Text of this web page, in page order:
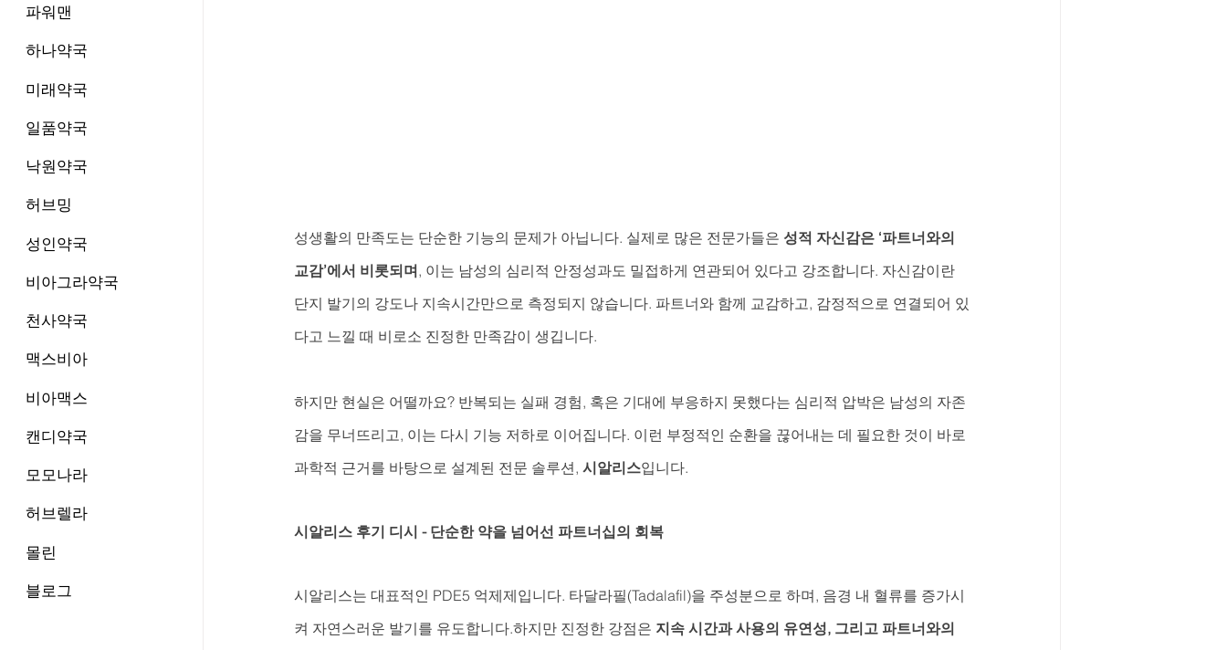
성생활의 만족도는 단순한 기능의 문제가 아닙니다. 실제로 많은 전문가들은 성적 자신감은 ‘파트너와의
교감’에서 비롯되며, 이는 남성의 심리적 안정성과도 밀접하게 연관되어 있다고 강조합니다. 자신감이란
단지 발기의 강도나 지속시간만으로 측정되지 않습니다. 파트너와 함께 교감하고, 감정적으로 연결되어 있
다고 느낄 때 비로소 진정한 만족감이 생깁니다.
하지만 현실은 어떨까요? 반복되는 실패 경험, 혹은 기대에 부응하지 못했다는 심리적 압박은 남성의 자존
감을 무너뜨리고, 이는 다시 기능 저하로 이어집니다. 이런 부정적인 순환을 끊어내는 데 필요한 것이 바로
과학적 근거를 바탕으로 설계된 전문 솔루션, 시알리스입니다.
시알리스 후기 디시 - 단순한 약을 넘어선 파트너십의 회복
시알리스는 대표적인 PDE5 억제제입니다. 타달라필(Tadalafil)을 주성분으로 하며, 음경 내 혈류를 증가시
켜 자연스러운 발기를 유도합니다.하지만 진정한 강점은 지속 시간과 사용의 유연성, 그리고 파트너와의
파워맨
하나약국
미래약국
일품약국
낙원약국
허브밍
성인약국
비아그라약국
천사약국
맥스비아
비아맥스
캔디약국
모모나라
허브렐라
몰린
블로그